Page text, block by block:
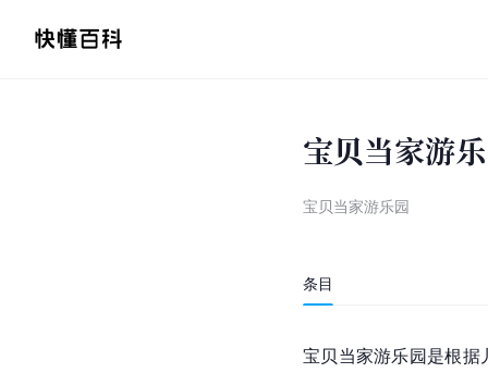
宝贝当家游
宝贝当家游乐园
条目
宝贝当家游乐园是根据